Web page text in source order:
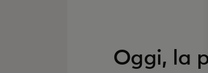
Oggi, la